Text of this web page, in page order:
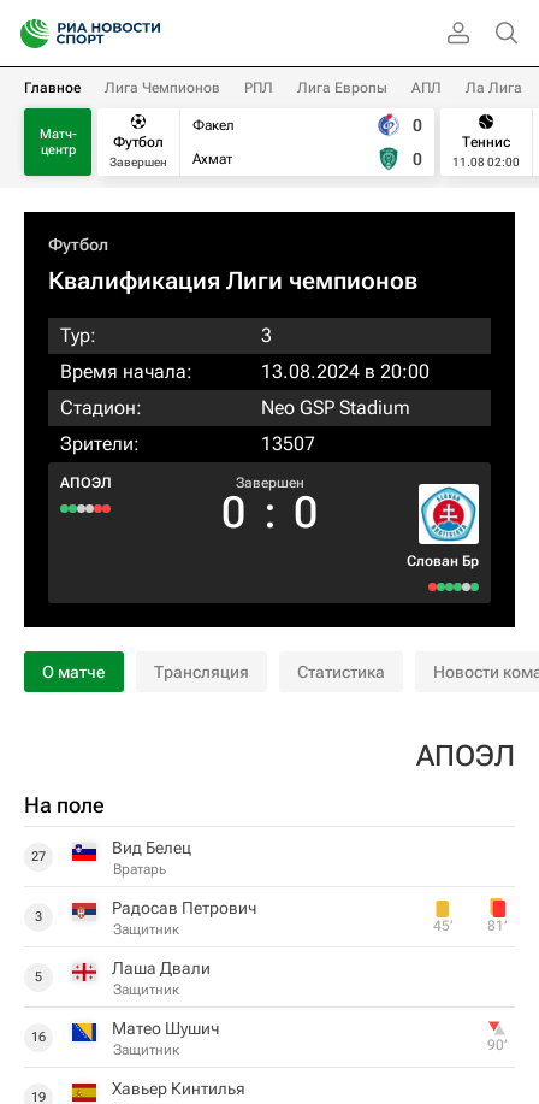
Главное Лига Чемпионов РПЛ Лига Европы АПЛ Ла Лига
Матч-
центр
Футбол
Завершен
Факел
Ахмат
0
0
Теннис
11.08 02:00
Футбол
Квалификация Лиги чемпионов
Тур:
3
Время начала:
13.08.2024 в 20:00
Стадион:
Neo GSP Stadium
Зрители:
13507
АПОЭЛ Завершен
0 : 0
Слован Бр
О матче Трансляция Статистика Новости
АПОЭЛ
На поле
27 Вид Белец
Вратарь
3 Радосав Петрович
Защитник 45‎’‎ 81‎’‎
5 Лаша Двали
Защитник
16 Матео Шушич
Защитник 90‎’‎
19 Хавьер Кинтилья